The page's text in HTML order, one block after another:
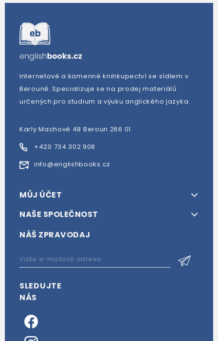
Internetové a kamenné knihkupectví se sídlem v
Berouně. Specializuje se na prodej materiálů
určených pro studium a výuku anglického jazyka.
Karly Machové 48 Beroun 266 01
+420 734 302 908
info@englishbooks.cz
MŮJ ÚČET
NAŠE SPOLEČNOST
NÁŠ ZPRAVODAJ
SLEDUJTE
NÁS